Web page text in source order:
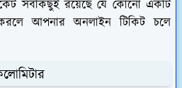
সবকিছুই রয়েছে যে কোনো একটি
করলে আপনার অনলাইন টিকিট চলে